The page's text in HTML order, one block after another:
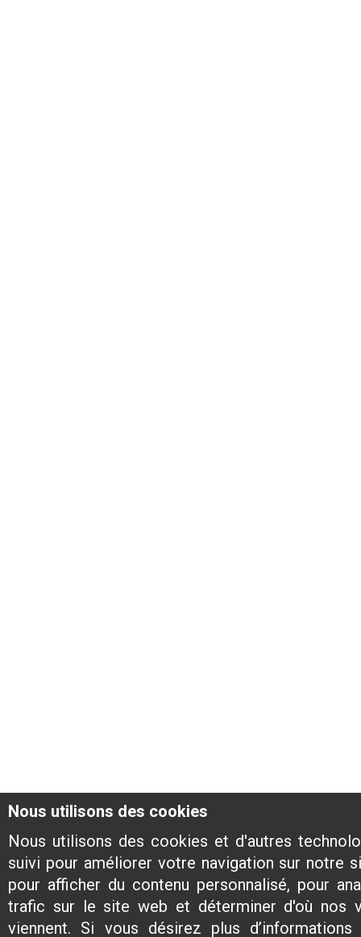
Nous utilisons des cookies
Nous utilisons des cookies et d'autres
suivi pour améliorer votre navigation sur notre
pour afficher du contenu personnalisé, pour
trafic sur le site web et déterminer d'où nos
viennent. Si vous désirez plus